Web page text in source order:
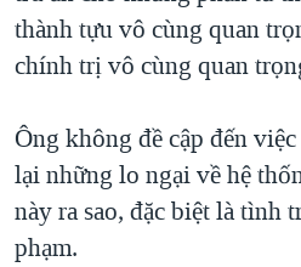
thành tựu vô cùng quan
chính trị vô cùng quan
Ông không đề cập đến
lại những lo ngại về hệ
này ra sao, đặc biệt là tình
phạm.